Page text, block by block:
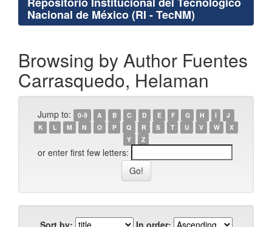
Nacional de México (RI - TecNM)
Browsing by Author Fuentes
Carrasquedo, Helaman
Jump to: 0-9 A B C D E F G H I
J
K
L M N O P Q R S T U V W
X
Y
Z
or enter first few letters: